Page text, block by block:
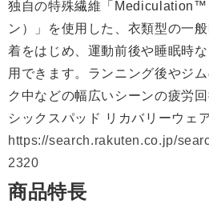
独自の特殊繊維「Mediculation™
ン）」を使用した、衣類型の一
着をはじめ、運動前後や睡眠時
用できます。ランニング後やジ
ク中などの幅広いシーンの疲労
シックスパッド リカバリーウェ
https://search.rakuten.co.jp/
2320
商品特長